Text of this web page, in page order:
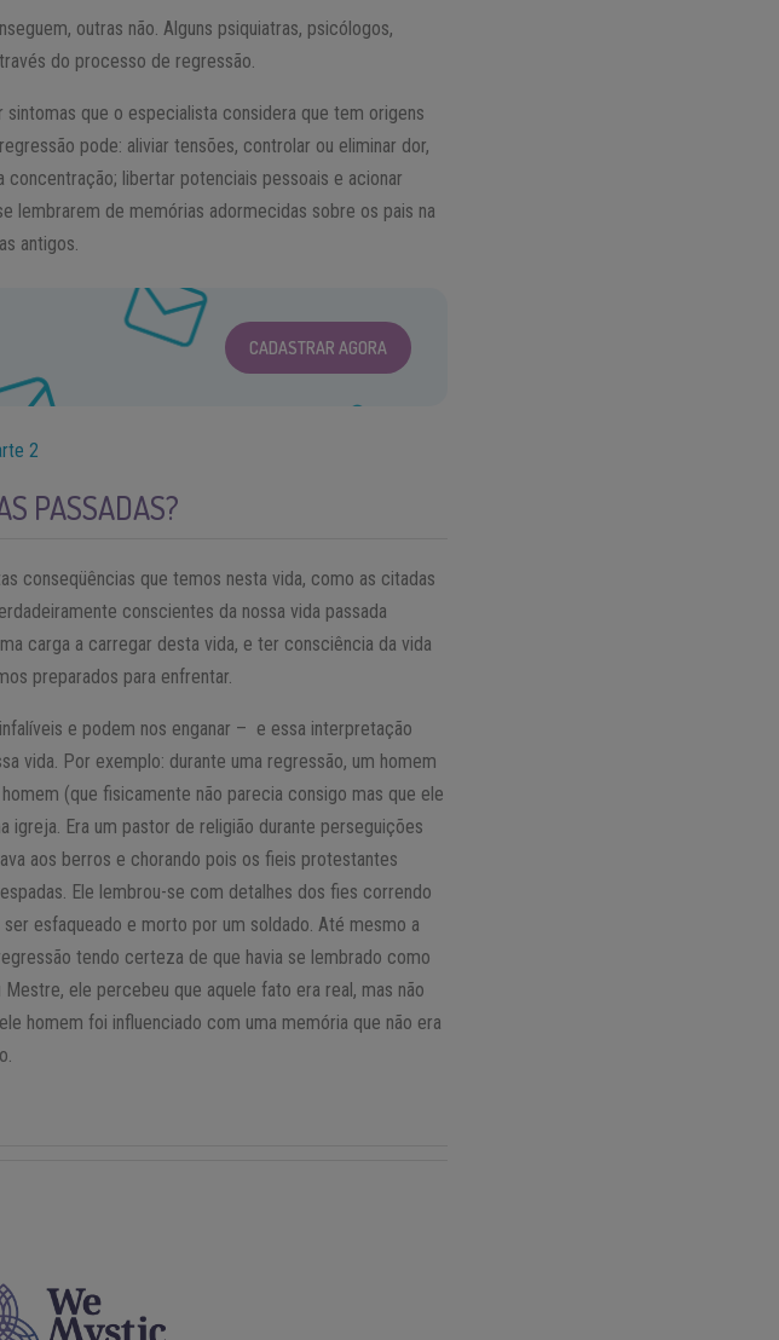
outras não. Alguns psiquiatras, psicólogos,
do processo de regressão.
que o especialista considera que tem origens
pode: aliviar tensões, controlar ou eliminar dor,
libertar potenciais pessoais e acionar
lembrarem de memórias adormecidas sobre os pais na
antigos.
CADASTRAR AGORA
2
PASSADAS?
conseqüências que temos nesta vida, como as citadas
conscientes da nossa vida passada
carga a carregar desta vida, e ter consciência da vida
preparados para enfrentar.
e podem nos enganar – e essa interpretação
vida. Por exemplo: durante uma regressão, um homem
(que fisicamente não parecia consigo mas que ele
Era um pastor de religião durante perseguições
aos berros e chorando pois os fieis protestantes
Ele lembrou-se com detalhes dos fies correndo
esfaqueado e morto por um soldado. Até mesmo a
tendo certeza de que havia se lembrado como
ele percebeu que aquele fato era real, mas não
homem foi influenciado com uma memória que não era